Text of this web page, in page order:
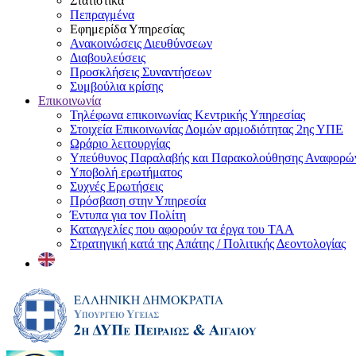
Πεπραγμένα
Εφημερίδα Υπηρεσίας
Ανακοινώσεις Διευθύνσεων
Διαβουλεύσεις
Προσκλήσεις Συναντήσεων
Συμβούλια κρίσης
Επικοινωνία
Τηλέφωνα επικοινωνίας Κεντρικής Υπηρεσίας
Στοιχεία Επικοινωνίας Δομών αρμοδιότητας 2ης ΥΠΕ
Ωράριο λειτουργίας
Υπεύθυνος Παραλαβής και Παρακολούθησης
Υποβολή ερωτήματος
Συχνές Ερωτήσεις
Πρόσβαση στην Υπηρεσία
Έντυπα για τον Πολίτη
Καταγγελίες που αφορούν τα έργα του ΤΑΑ
Στρατηγική κατά της Απάτης / Πολιτικής Δεοντολογίας